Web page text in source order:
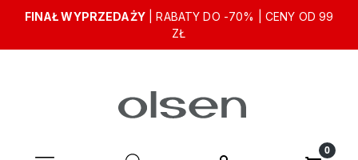
FINAŁ WYPRZEDAŻY| RABATY DO -70% | CENY OD 99
ZŁ